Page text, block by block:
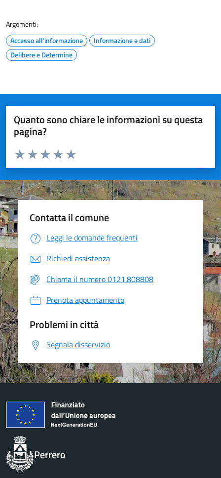
Argomenti:
Accesso all'informazione
Informazione e dati
Delibere e Determine
Quanto sono chiare le informazioni su questa
pagina?
Valuta da 1 a 5 stelle la pagina
Valuta 5 stelle su 5
Valuta 4 stelle su 5
Valuta 3 stelle su 5
Valuta 2 stelle su 5
Valuta 1 stelle su 5
Contatta il comune
Leggi le domande frequenti
Richiedi assistenza
Chiama il numero 0121.808808
Prenota appuntamento
Problemi in città
Segnala disservizio
Perrero